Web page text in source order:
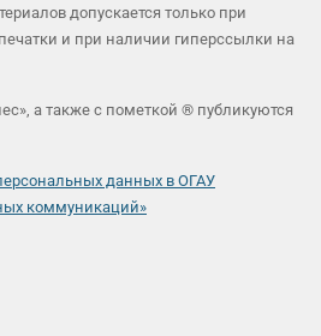
допускается только при
и при наличии гиперссылки на
а также с пометкой ® публикуются
данных в ОГАУ
коммуникаций»